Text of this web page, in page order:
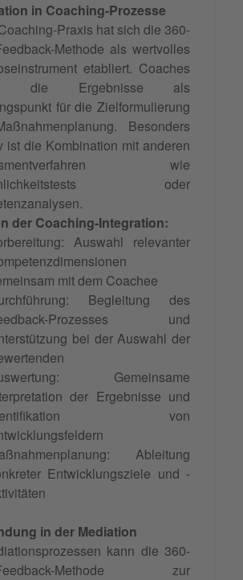
in Coaching-Prozesse
Praxis hat sich die 360-
Methode als wertvolles
etabliert. Coaches
die Ergebnisse als
für die Zielformulierung
Besonders
ist die Kombination mit anderen
wie
oder
der Coaching-Integration:
Auswahl relevanter
mit dem Coachee
Begleitung des
Prozesses und
bei der Auswahl der
Gemeinsame
der Ergebnisse und
von
Ableitung
Entwicklungsziele und -
in der Mediation
kann die 360-
Feedback-Methode zur